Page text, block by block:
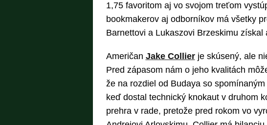
1,75 favoritom aj vo svojom treťom
bookmakerov aj odborníkov má všetky
Barnettovi a Lukaszovi Brzeskimu získal
Američan Jake Collierje skúsený, ale
Pred zápasom nám o jeho kvalitách
že na rozdiel od Budaya so
keď dostal technický knokaut v druhom
prehra v rade, pretože pred rokom vo